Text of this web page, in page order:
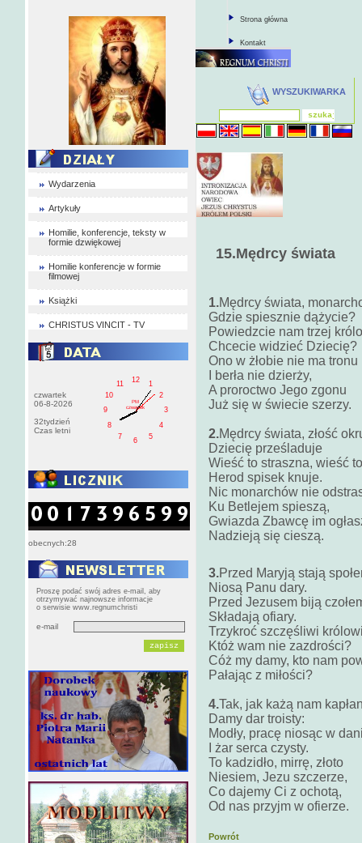
Wydarzenia
Artykuły
Homilie, konferencje, teksty w
formie dzwiękowej
Homilie konferencje w formie
filmowej
Książki
CHRISTUS VINCIT - TV
czwartek
06-8-2026
32tydzień
Czas letni
1
2
3
4
5
6
7
8
9
10
11
12
PM
czwartek
obecnych:28
Proszę podać swój adres e-mail, aby
otrzymywać najnowsze informacje
o serwisie www.regnumchristi
e-mail
Strona główna
Kontakt
WYSZUKIWARKA
15.Mędrcy świata
1.Mędrcy świata,
Gdzie spiesznie dążycie?
Powiedzcie nam trzej
Chcecie widzieć Dziecię?
Ono w żłobie nie ma tronu
I berła nie dzierży,
A proroctwo Jego zgonu
Już się w świecie szerzy.
2.Mędrcy świata, złość
Dziecię prześladuje
Wieść to straszna, wieść
Herod spisek knuje.
Nic monarchów nie
Ku Betlejem spieszą,
Gwiazda Zbawcę im
Nadzieją się cieszą.
3.Przed Maryją stają
Niosą Panu dary.
Przed Jezusem biją
Składają ofiary.
Trzykroć szczęśliwi
Któż wam nie zazdrości?
Cóż my damy, kto nam
Pałając z miłości?
4.Tak, jak każą nam
Damy dar troisty:
Modły, pracę niosąc w
I żar serca czysty.
To kadzidło, mirrę, złoto
Niesiem, Jezu szczerze,
Co dajemy Ci z ochotą,
Od nas przyjm w ofierze.
Powrót